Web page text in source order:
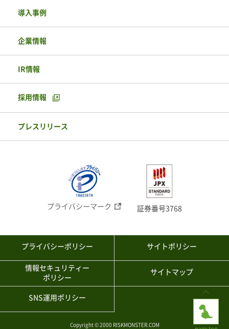
導入事例
企業情報
IR情報
採用情報
プレスリリース
プライバシーマーク 証券番号3768
プライバシーポリシー
情報セキュリティー
ポリシー
SNS運用ポリシー
サイトポリシー
サイトマップ
Copyright © 2000 RISKMONSTER.COM